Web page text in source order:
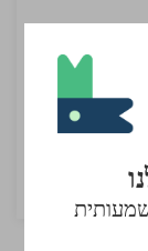
מעוגלת
מצחייה
לחלוקה